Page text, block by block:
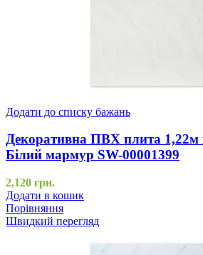
Додати до списку бажань
Декоративна ПВХ плита 1,22м
Білий мармур SW-00001399
2,120 грн.
Додати в кошик
Порівняння
Швидкий перегляд